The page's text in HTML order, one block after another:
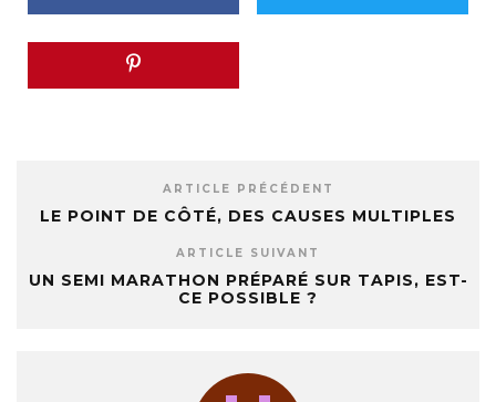
ARTICLE PRÉCÉDENT
LE POINT DE CÔTÉ, DES CAUSES MULTIPLES
ARTICLE SUIVANT
UN SEMI MARATHON PRÉPARÉ SUR TAPIS, EST-
CE POSSIBLE ?